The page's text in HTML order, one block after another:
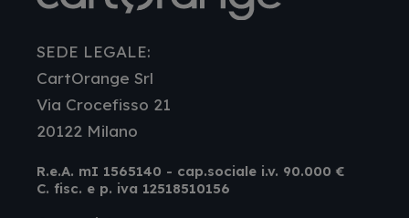
SEDE LEGALE:
CartOrange Srl
Via Crocefisso 21
20122 Milano
R.e.A. mI 1565140 - cap.sociale i.v. 90.000 €
C. fisc. e p. iva 12518510156